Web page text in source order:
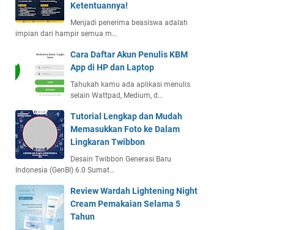
Ketentuannya!
Menjadi penerima beasiswa adalah
impian dari hampir semua m…
Cara Daftar Akun Penulis KBM
App di HP dan Laptop
Tahukah kamu ada aplikasi menulis
selain Wattpad, Medium, d…
Tutorial Lengkap dan Mudah
Memasukkan Foto ke Dalam
Lingkaran Twibbon
Desain Twibbon Generasi Baru
Indonesia (GenBI) 6.0 Sumat…
Review Wardah Lightening Night
Cream Pemakaian Selama 5
Tahun